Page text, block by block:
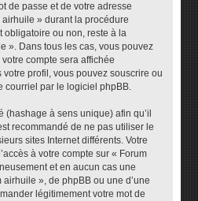
de passe et de votre adresse
» durant la procédure
obligatoire ou non, reste à la
». Dans tous les cas, vous pouvez
compte sera affichée
profil, vous pouvez souscrire ou
courriel par le logiciel phpBB.
(hashage à sens unique) afin qu’il
recommandé de ne pas utiliser le
sites Internet différents. Votre
à votre compte sur « Forum
et en aucun cas une
», de phpBB ou une d’une
légitimement votre mot de